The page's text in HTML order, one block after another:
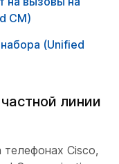
CM)
(Unified
линии
телефонах Cisco,